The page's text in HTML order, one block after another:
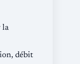
la
débit